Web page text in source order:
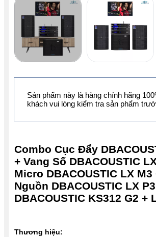
Combo Cục Đẩy
+ Vang Số DBACOUSTIC
Micro DBACOUSTIC LX
Nguồn DBACOUSTIC LX
DBACOUSTIC KS312 G2 +
Thương hiệu:
Sản phẩm này là hàng chính hãng
khách vui lòng kiểm tra sản phẩm